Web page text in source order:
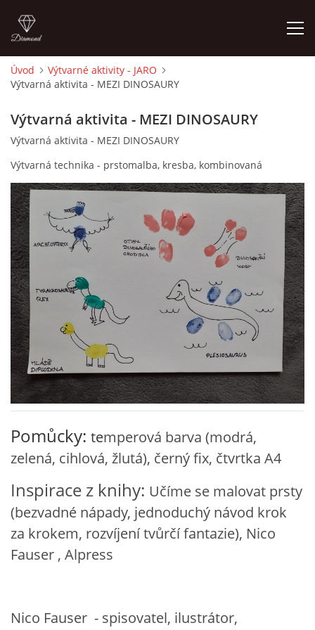
ÚVOD
O MĚ
FOTOALBUM
DĚJINY VÝTVARNÉHO UMĚNÍ
NOVINKY ZE ŠKOLSTVÍ 2025
ROČNÍ PLÁN - INSPIRACE /DLE NOVÉHO RVP PV 2025
VZDĚLÁVACÍ BLOK ZÁŘÍ
VZDĚLÁVACÍ BLOK ŘÍJEN
VZDĚLÁVACÍ BLOK LISTOPAD
VZDĚLÁVACÍ BLOK LEDEN
VZDĚLÁVACÍ BLOK ÚNOR
Úvod
Výtvarné aktivity - JARO
Výtvarná aktivita - MEZI DINOSAURY
Výtvarná aktivita - MEZI DINOSAURY
Výtvarná aktivita - MEZI DINOSAURY
Výtvarná technika - prstomalba, kresba, kombinovaná
Pomůcky: temperová barva (modrá,
zelená, cihlová, žlutá), černý fix, čtvrtka A4
Inspirace z knihy: Učíme se malovat prsty
(bezvadné nápady, jednoduchý návod krok
za krokem, rozvíjení tvůrčí fantazie), Nico
Fauser , Alpress
Nico Fauser - spisovatel, ilustrátor,